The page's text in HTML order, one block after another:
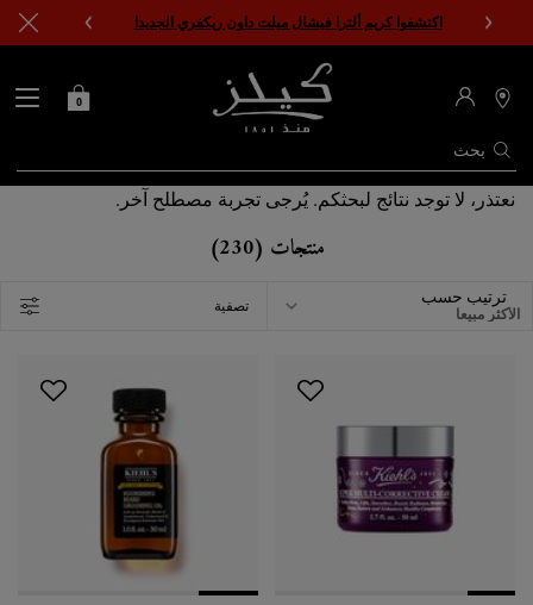
اكتشفوا كريم ألترا فيشال ميلت داون ريكفري الجديد!
بحث
محدد
المتاجر
حقيبتي
0
المحتوى الرئيسي
نعتذر، لا توجد نتائج لبحثكم. يُرجى تجربة مصطلح آخر.
منتجات (230)
ترتيب حسب تصفية
FILTER MENU